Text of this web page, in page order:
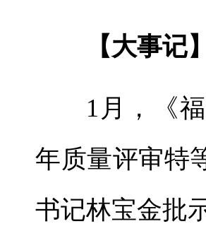
【大事记】
1月，《
年质量评审特
书记林宝金批